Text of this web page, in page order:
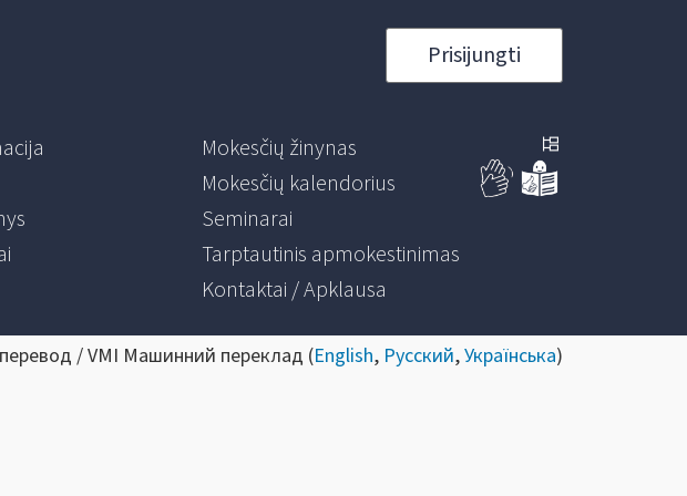
Prisijungti
Mokesčių žinynas
Mokesčių kalendorius
Seminarai
Tarptautinis apmokestinimas
Kontaktai / Apklausa
/ VMI Машинний переклад (English, Русский,Українська)